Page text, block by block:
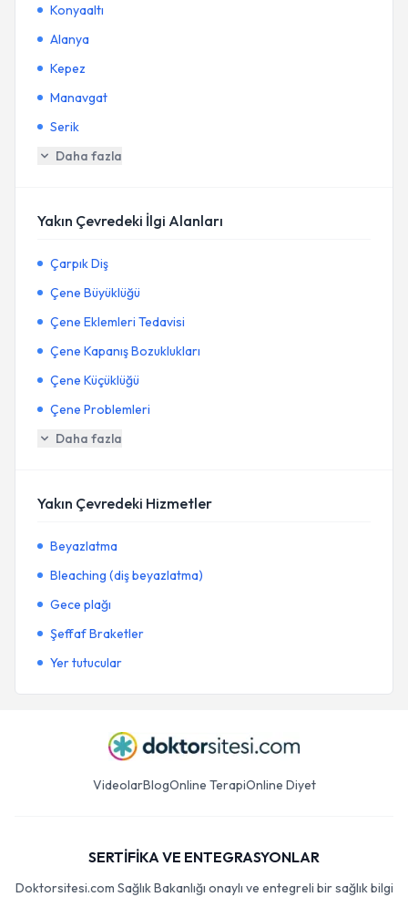
Konyaaltı
Alanya
Kepez
Manavgat
Serik
Daha fazla
Yakın Çevredeki İlgi Alanları
Çarpık Diş
Çene Büyüklüğü
Çene Eklemleri Tedavisi
Çene Kapanış Bozuklukları
Çene Küçüklüğü
Çene Problemleri
Daha fazla
Yakın Çevredeki Hizmetler
Beyazlatma
Bleaching (diş beyazlatma)
Gece plağı
Şeffaf Braketler
Yer tutucular
VideolarBlogOnline TerapiOnline Diyet
SERTİFİKA VE ENTEGRASYONLAR
Doktorsitesi.com Sağlık Bakanlığı onaylı ve entegreli bir sağlık bilgi